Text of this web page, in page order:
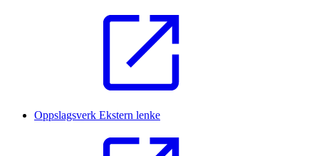
Oppslagsverk Ekstern lenke